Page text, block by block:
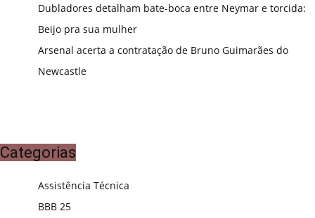
Dubladores detalham bate-boca entre Neymar e torcida:
Beijo pra sua mulher
Arsenal acerta a contratação de Bruno Guimarães do
Newcastle
Categorias
Assistência Técnica
BBB 25